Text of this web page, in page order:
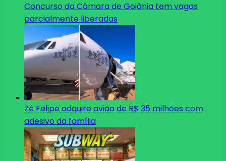
Concurso da Câmara de Goiânia tem vagas
parcialmente liberadas
Zé Felipe adquire avião de R$ 35 milhões com
adesivo da família